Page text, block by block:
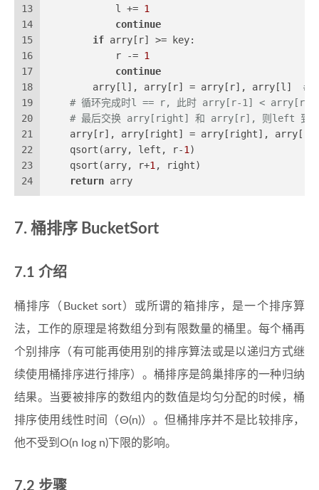
13
14
15
16
17
18
19
20
21
22
23
24
            l +=
1
continue
if arry[r] >= key:
            r -=
1
continue
        arry[l], arry[r] = arry[r], arry[l]
#
# 循环完成时l == r, 此时 arry[r-1] <
# 最后交换 arry[right] 和 arry[r], 则left 到
    arry[r], arry[right] = arry[right], arry[r]
    qsort(arry, left, r-
1 )
    qsort(arry, r+
1 , right)
return arry
桶排序 BucketSort
介绍
桶排序（Bucket sort）或所谓的箱排序，是一个排序算
法，工作的原理是将数组分到有限数量的桶里。每个桶再
个别排序（有可能再使用别的排序算法或是以递归方式继
续使用桶排序进行排序）。桶排序是鸽巢排序的一种归纳
结果。当要被排序的数组内的数值是均匀分配的时候，桶
排序使用线性时间（Θ(n)）。但桶排序并不是比较排序，
他不受到O(n log n)下限的影响。
步骤